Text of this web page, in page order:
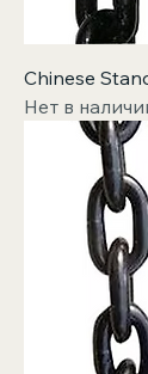
Chinese
Нет в